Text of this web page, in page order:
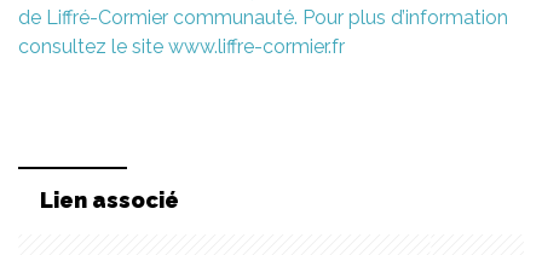
de Liffré-Cormier communauté. Pour plus d’information
consultez le site www.liffre-cormier.fr
Lien associé